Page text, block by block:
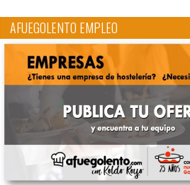
AFUEGOLENTO EMPLEO